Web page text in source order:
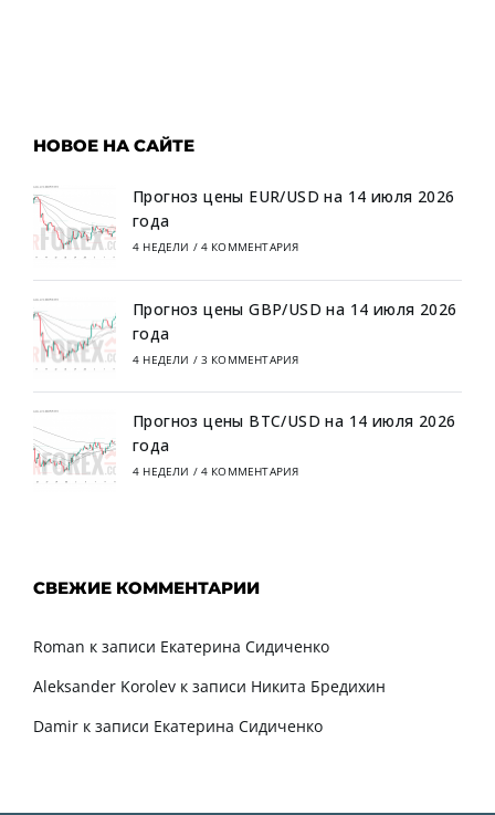
НОВОЕ НА САЙТЕ
Прогноз цены EUR/USD на 14 июля 2026
года
4 НЕДЕЛИ / 4 КОММЕНТАРИЯ
Прогноз цены GBP/USD на 14 июля 2026
года
4 НЕДЕЛИ / 3 КОММЕНТАРИЯ
Прогноз цены BTC/USD на 14 июля 2026
года
4 НЕДЕЛИ / 4 КОММЕНТАРИЯ
СВЕЖИЕ КОММЕНТАРИИ
Roman к записи Екатерина Сидиченко
Aleksander Korolev к записи Никита Бредихин
Damir к записи Екатерина Сидиченко